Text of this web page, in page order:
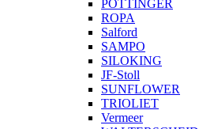
POTTINGER
ROPA
Salford
SAMPO
SILOKING
JF-Stoll
SUNFLOWER
TRIOLIET
Vermeer